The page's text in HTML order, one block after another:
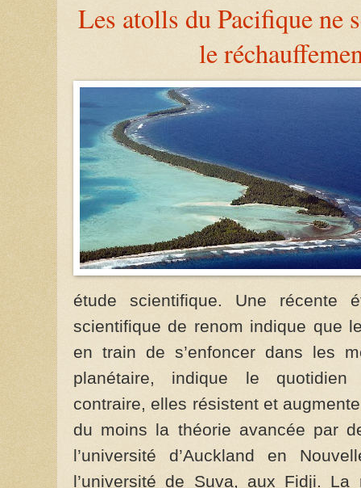
Les atolls du Pacifique ne
le
étude scientifique. Une récente
scientifique de renom indique que
en train de s’enfoncer dans les
planétaire, indique le quotidien
contraire, elles résistent et
du moins la théorie avancée par
l’université d’Auckland en
l’université de Suva, aux Fidji.